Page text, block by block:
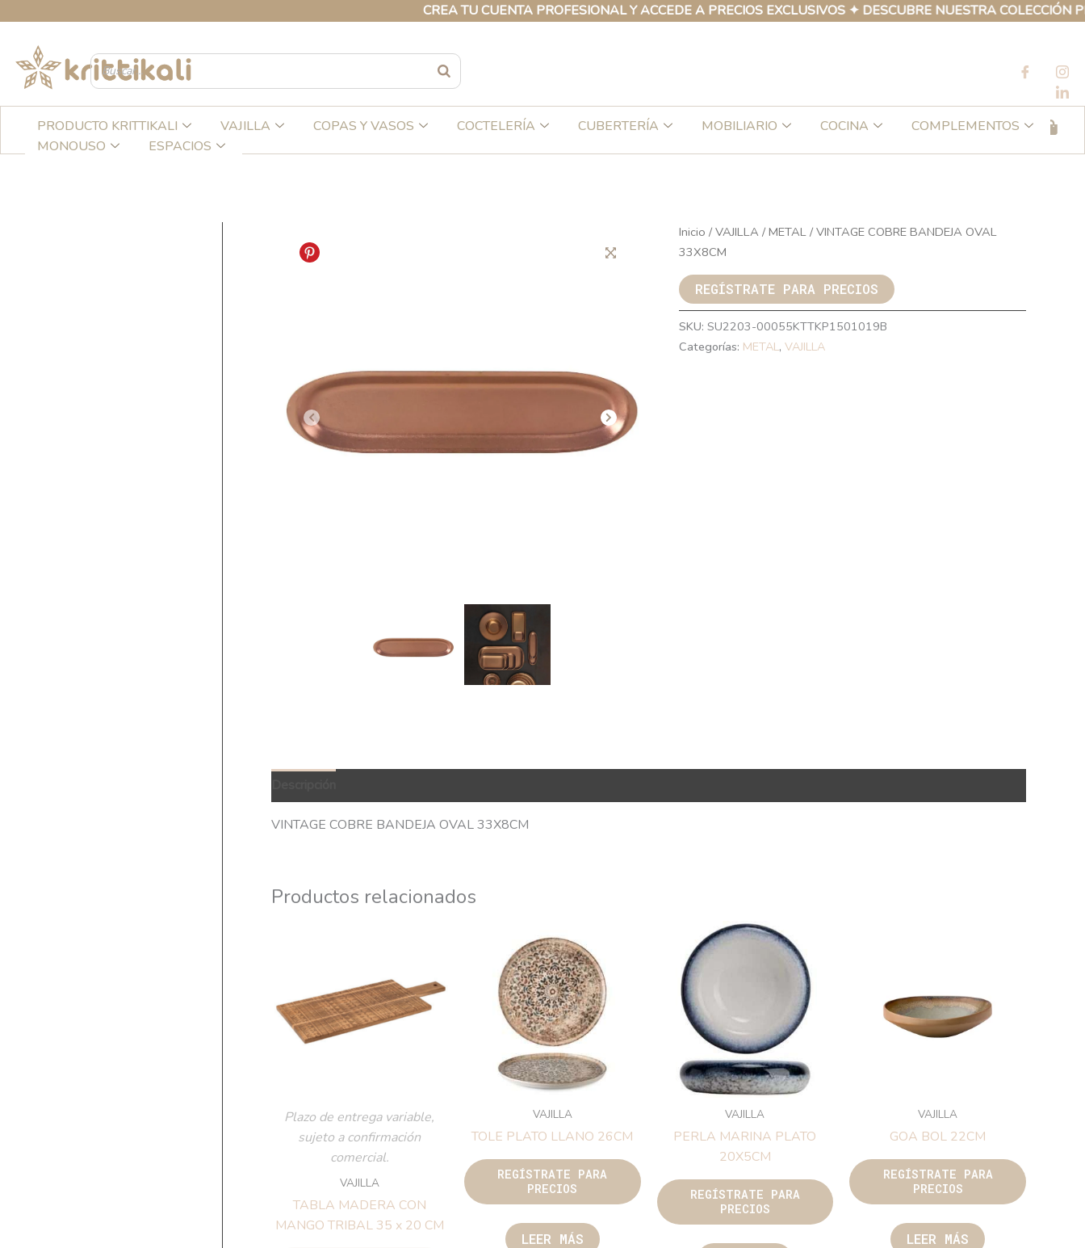
CREA TU CUENTA PROFESIONAL Y ACCEDE A PRECIOS EXCLUSIVOS ✦ DESCUBRE NUESTRA COLECCIÓN
contenido
PRODUCTO KRITTIKALI VAJILLA COPAS Y VASOS COCTELERÍA CUBERTERÍA MOBILIARIO COCINA
COMPLEMENTOS
MONOUSO
ESPACIOS
Inicio / VAJILLA / METAL/ VINTAGE COBRE BANDEJA OVAL
33X8CM
REGÍSTRATE PARA PRECIOS
SKU: SU2203-00055KTTKP1501019B
Categorías: METAL, VAJILLA
VINTAGE COBRE BANDEJA OVAL 33X8CM
Productos relacionados
Plazo de entrega variable,
sujeto a confirmación
comercial.
VAJILLA
TABLA MADERA CON
MANGO TRIBAL 35 x 20 CM
VAJILLA
TOLE PLATO LLANO 26CM
REGÍSTRATE PARA
PRECIOS
LEER MÁS
VAJILLA
PERLA MARINA PLATO
20X5CM
REGÍSTRATE PARA
PRECIOS
VAJILLA
GOA BOL 22CM
REGÍSTRATE PARA
PRECIOS
LEER MÁS